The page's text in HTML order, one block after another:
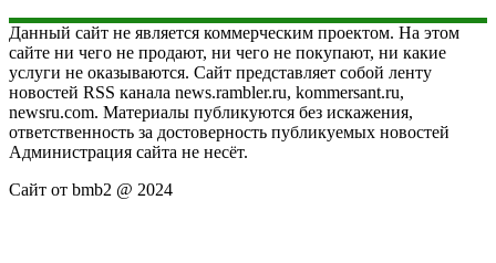
Данный сайт не является коммерческим проектом. На этом
сайте ни чего не продают, ни чего не покупают, ни какие
услуги не оказываются. Сайт представляет собой ленту
новостей RSS канала news.rambler.ru, kommersant.ru,
newsru.com. Материалы публикуются без искажения,
ответственность за достоверность публикуемых новостей
Администрация сайта не несёт.
Сайт от bmb2 @ 2024